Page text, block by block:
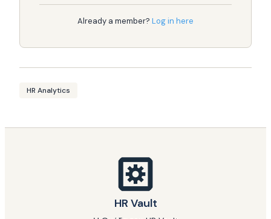
Already a member? Log in here
HR Analytics
HR Vault